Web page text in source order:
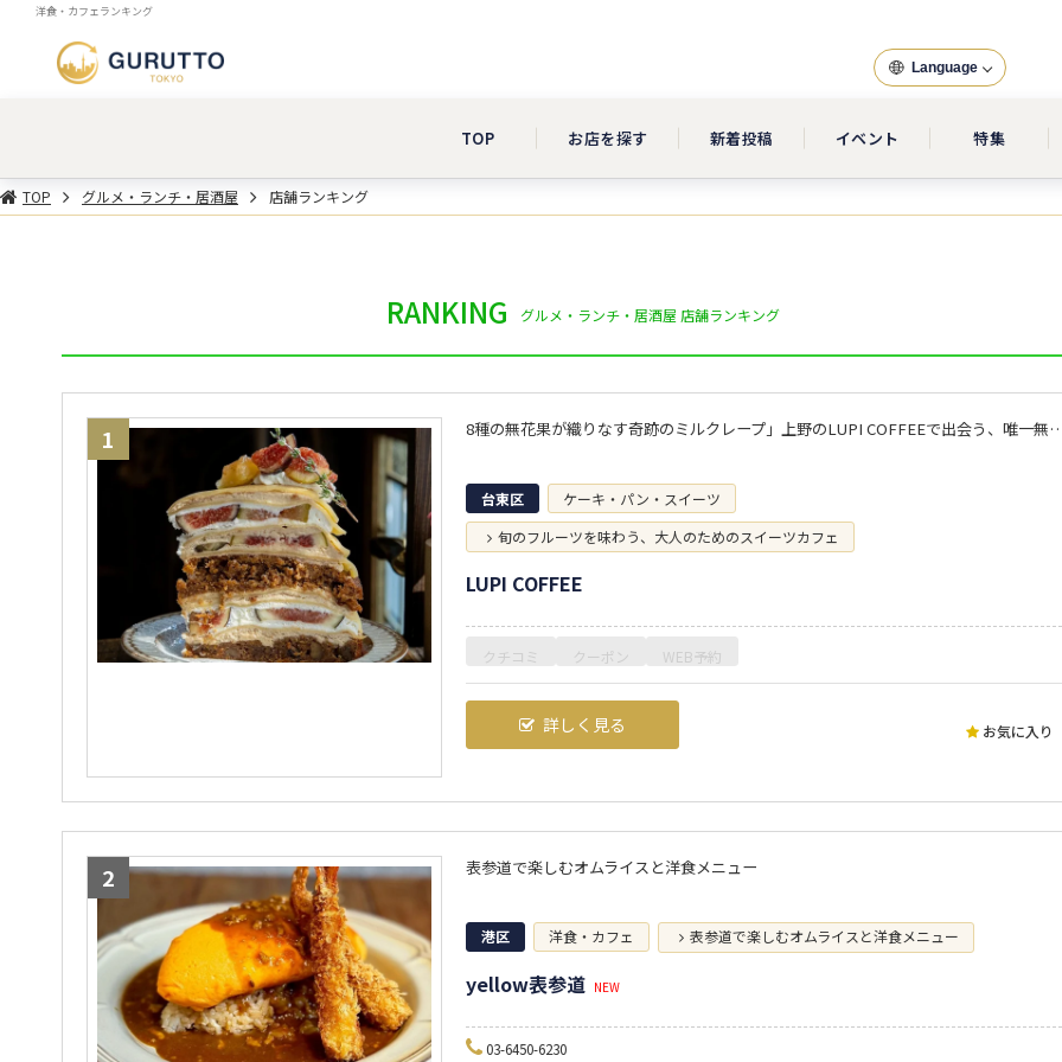
洋食・カフェランキング
Language
TOP お店を探す 新着投稿 イベント 特集
TOP グルメ・ランチ・居酒屋 店舗ランキング
RANKING グルメ・ランチ・居酒屋 店舗ランキング
8種の無花果が織りなす奇跡のミルクレープ」上野の
1
台東区
ケーキ・パン・スイーツ
旬のフルーツを味わう、大人のためのスイーツカフェ
お気に入り
LUPI COFFEE
クチコミ クーポン WEB予約
詳しく見る
表参道で楽しむオムライスと洋食メニュー
2
港区 洋食・カフェ 表参道で楽しむオムライスと洋食メニュー
yellow表参道 NEW
03-6450-6230